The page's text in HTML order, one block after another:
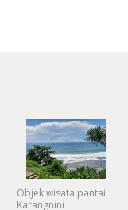
Objek wisata pantai
Karangnini